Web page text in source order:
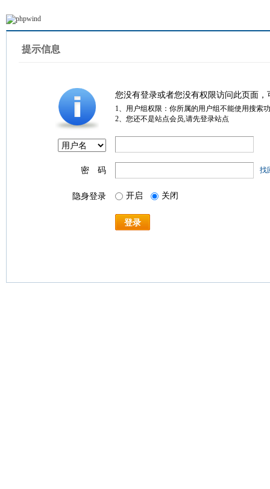
提示信息
您没有登录或者您没有权限访问此页面
1、用户组权限：你所属的用户组不能使用搜索
2、您还不是站点会员,请先登录站点
密 码 找
隐身登录 开启 关闭
登录